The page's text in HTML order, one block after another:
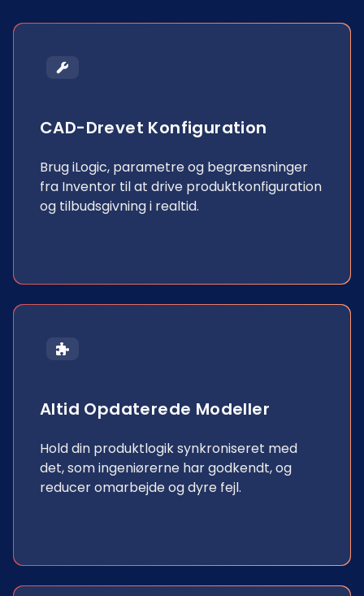
CAD-Drevet Konfiguration
Brug iLogic, parametre og begrænsninger
fra Inventor til at drive produktkonfiguration
og tilbudsgivning i realtid.
Altid Opdaterede Modeller
Hold din produktlogik synkroniseret med
det, som ingeniørerne har godkendt, og
reducer omarbejde og dyre fejl.